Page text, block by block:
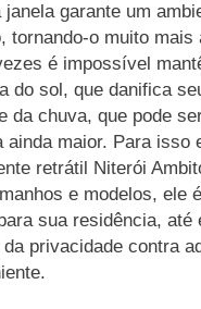
janela garante um
tornando-o muito mais
é impossível
do sol, que danifica
da chuva, que pode
ainda maior. Para isso
retrátil Niterói
e modelos, ele
sua residência, até
da privacidade contra